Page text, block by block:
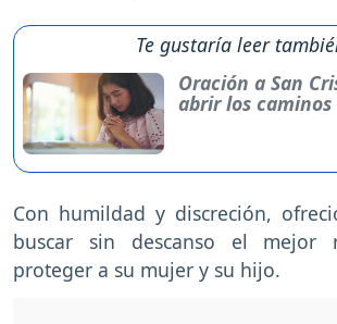
Te gustaría leer
Oración a San
abrir los caminos
Con humildad y discreción,
buscar sin descanso el mejor
proteger a su mujer y su hijo.